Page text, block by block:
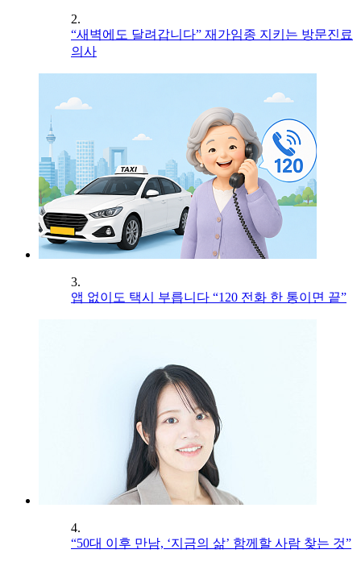
2.
“새벽에도 달려갑니다” 재가임종 지키는 방문진료
의사
3.
앱 없이도 택시 부릅니다 “120 전화 한 통이면 끝”
4.
“50대 이후 만남, ‘지금의 삶’ 함께할 사람 찾는 것”